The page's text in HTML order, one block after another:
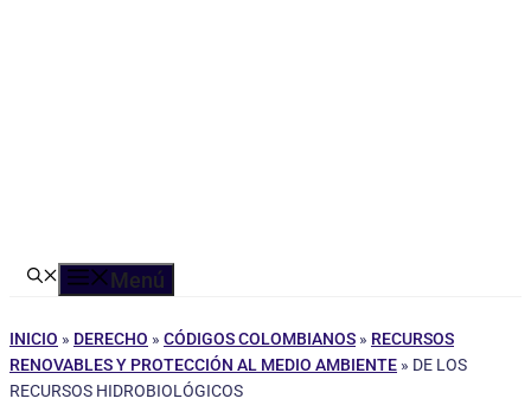
Menú
INICIO » DERECHO » CÓDIGOS COLOMBIANOS » RECURSOS
RENOVABLES Y PROTECCIÓN AL MEDIO AMBIENTE » DE LOS
RECURSOS HIDROBIOLÓGICOS